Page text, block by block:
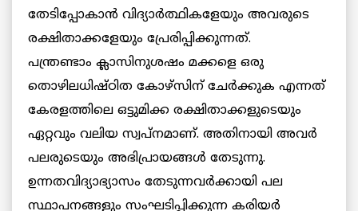
തേടിപ്പോകാന്‍ വിദ്യാര്‍ത്ഥികളേയും അവരുടെ
രക്ഷിതാക്കളേയും പ്രേരിപ്പിക്കുന്നത്.
പന്ത്രണ്ടാം ക്ലാസിനുശഷം മക്കളെ ഒരു
തൊഴിലധിഷ്ഠിത കോഴ്‌സിന് ചേര്‍ക്കുക എന്നത്
കേരളത്തിലെ ഒട്ടുമിക്ക രക്ഷിതാക്കളുടെയും
ഏറ്റവും വലിയ സ്വപ്‌നമാണ്. അതിനായി അവര്‍
പലരുടെയും അഭിപ്രായങ്ങള്‍ തേടുന്നു.
ഉന്നതവിദ്യാഭ്യാസം തേടുന്നവര്‍ക്കായി പല
സ്ഥാപനങ്ങളും സംഘടിപ്പിക്കുന്ന കരിയര്‍